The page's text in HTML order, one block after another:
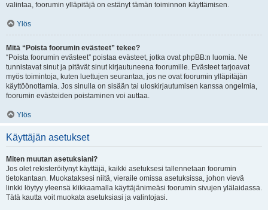
valintaa, foorumin ylläpitäjä on estänyt tämän toiminnon käyttämisen.
Ylös
Mitä “Poista foorumin evästeet” tekee?
“Poista foorumin evästeet” poistaa evästeet, jotka ovat phpBB:n luomia. Ne
tunnistavat sinut ja pitävät sinut kirjautuneena foorumille. Evästeet tarjoavat
myös toimintoja, kuten luettujen seurantaa, jos ne ovat foorumin ylläpitäjän
käyttöönottamia. Jos sinulla on sisään tai uloskirjautumisen kanssa ongelmia,
foorumin evästeiden poistaminen voi auttaa.
Ylös
Käyttäjän asetukset
Miten muutan asetuksiani?
Jos olet rekisteröitynyt käyttäjä, kaikki asetuksesi tallennetaan foorumin
tietokantaan. Muokataksesi niitä, vieraile omissa asetuksissa, johon vievä
linkki löytyy yleensä klikkaamalla käyttäjänimeäsi foorumin sivujen ylälaidassa.
Tätä kautta voit muokata asetuksiasi ja valintojasi.